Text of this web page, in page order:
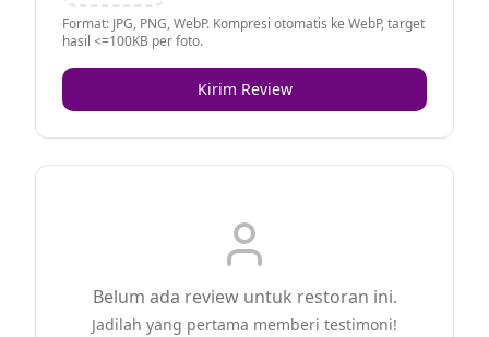
Format: JPG, PNG, WebP. Kompresi otomatis ke WebP, target
hasil <=100KB per foto.
Kirim Review
Belum ada review untuk restoran ini.
Jadilah yang pertama memberi testimoni!